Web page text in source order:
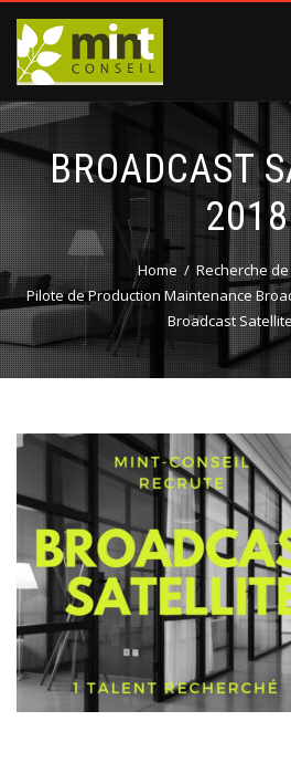
BROADCAST
2018
Home
Recherche
Pilote de Production Maintenance
Broadcast